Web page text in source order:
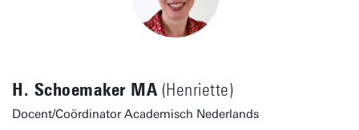
H. Schoemaker MA (Henriette)
Docent/Coördinator Academisch Nederlands